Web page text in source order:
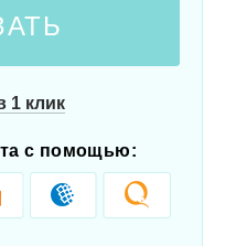
1 клик
с помощью: